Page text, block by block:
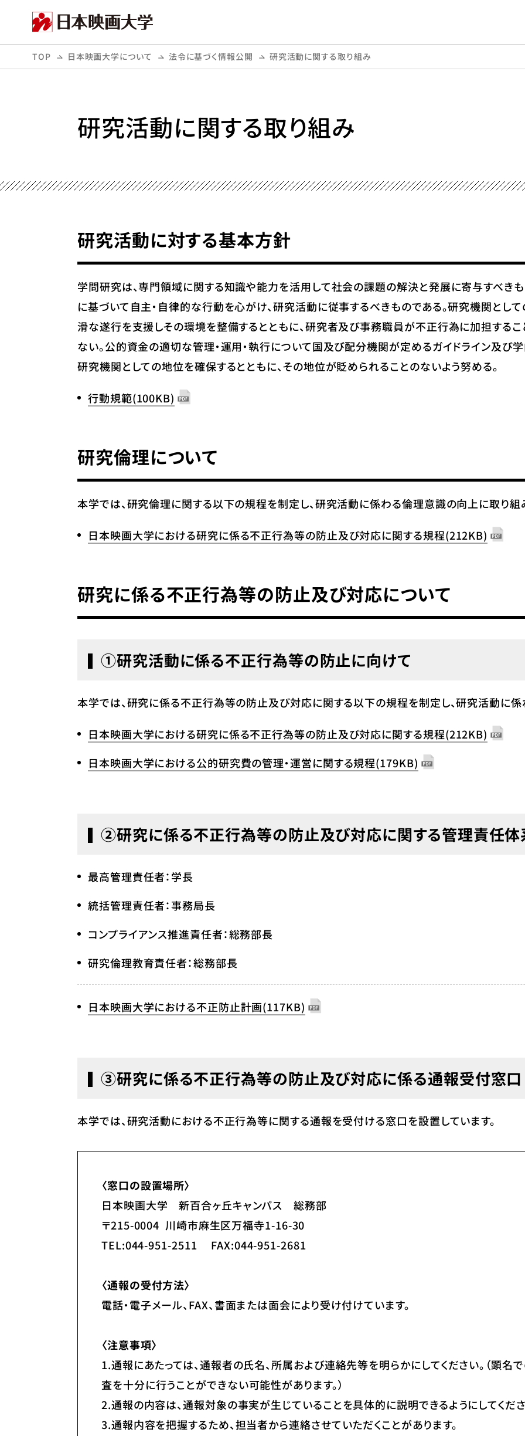
TOP 日本映画大学について 法令に基づく情報公開 研究活動に関する取り組み
研究活動に関する取り組み
研究活動に対する基本方針
学問研究は、専門領域に関する知識や能力を活用して社会の課題の解決と発展に寄与すべき
に基づいて自主・自律的な行動を心がけ、研究活動に従事するべきものである。研究機関とし
滑な遂行を支援しその環境を整備するとともに、研究者及び事務職員が不正行為に加担する
ない。公的資金の適切な管理・運用・執行について国及び配分機関が定めるガイドライン及び
研究機関としての地位を確保するとともに、その地位が貶められることのないよう努める。
行動規範(100KB)
研究倫理について
本学では、研究倫理に関する以下の規程を制定し、研究活動に係わる倫理意識の向上に取り組
日本映画大学における研究に係る不正行為等の防止及び対応に関する規程(212KB)
研究に係る不正行為等の防止及び対応について
①研究活動に係る不正行為等の防止に向けて
本学では、研究に係る不正行為等の防止及び対応に関する以下の規程を制定し、研究活動に
日本映画大学における研究に係る不正行為等の防止及び対応に関する規程(212KB)
日本映画大学における公的研究費の管理・運営に関する規程(179KB)
②研究に係る不正行為等の防止及び対応に関する管理責任体
最高管理責任者：学長
統括管理責任者：事務局長
コンプライアンス推進責任者：総務部長
研究倫理教育責任者：総務部長
日本映画大学における不正防止計画(117KB)
③研究に係る不正行為等の防止及び対応に係る通報受付窓口
本学では、研究活動における不正行為等に関する通報を受付ける窓口を設置しています。
〈窓口の設置場所〉
日本映画大学 新百合ヶ丘キャンパス 総務部
〒215-0004 川崎市麻生区万福寺1-16-30
TEL:044-951-2511 FAX:044-951-2681
〈通報の受付方法〉
電話・電子メール、FAX、書面または面会により受け付けています。
〈注意事項〉
1.通報にあたっては、通報者の氏名、所属および連絡先等を明らかにしてください。（顕名
査を十分に行うことができない可能性があります。）
2.通報の内容は、通報対象の事実が生じていることを具体的に説明できるようにしてくださ
3.通報内容を把握するため、担当者から連絡させていただくことがあります。